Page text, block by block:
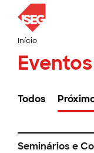
Início
Eventos
Todos
Seminários e